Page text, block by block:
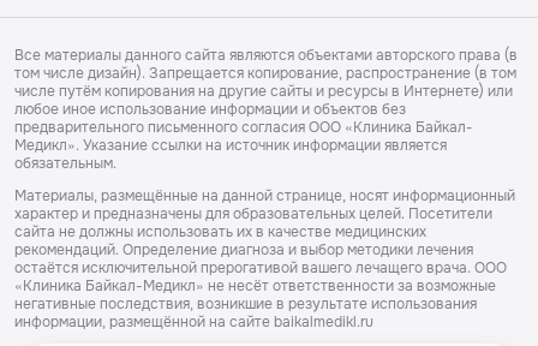
Все материалы данного сайта являются объектами авторского права (в
том числе дизайн). Запрещается копирование, распространение (в том
числе путём копирования на другие сайты и ресурсы в Интернете) или
любое иное использование информации и объектов без
предварительного письменного согласия ООО «Клиника Байкал-
Медикл». Указание ссылки на источник информации является
обязательным.
Материалы, размещённые на данной странице, носят информационный
характер и предназначены для образовательных целей. Посетители
сайта не должны использовать их в качестве медицинских
рекомендаций. Определение диагноза и выбор методики лечения
остаётся исключительной прерогативой вашего лечащего врача. ООО
«Клиника Байкал-Медикл» не несёт ответственности за возможные
негативные последствия, возникшие в результате использования
информации, размещённой на сайте baikalmedikl.ru